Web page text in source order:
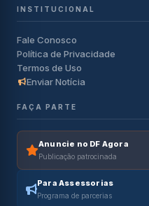
INSTITUCIONAL
Fale Conosco
Política de Privacidade
Termos de Uso
Enviar Notícia
FAÇA PARTE
Anuncie no DF Agora
Publicação patrocinada
Para Assessorias
Programa de parcerias